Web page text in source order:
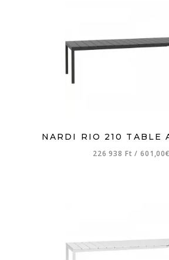
NARDI RIO 210 TABLE
226 938 Ft/ 601,00€